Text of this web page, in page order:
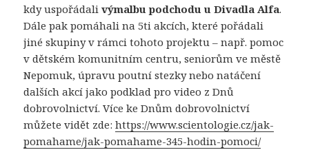
kdy uspořádalivýmalbu podchodu u Divadla Alfa.
Dále pak pomáhali na 5ti akcích, které pořádali
jiné skupiny v rámci tohoto projektu – např. pomoc
v dětském komunitním centru, seniorům ve městě
Nepomuk, úpravu poutní stezky nebo natáčení
dalších akcí jako podklad pro video z Dnů
dobrovolnictví. Více ke Dnům dobrovolnictví
můžete vidět zde:https://www.scientologie.cz/jak-
pomahame/jak-pomahame-345-hodin-pomoci/